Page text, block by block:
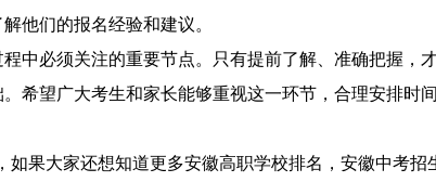
他们的报名经验和建议。
必须关注的重要节点。只有提前了解、准确把握，
希望广大考生和家长能够重视这一环节，合理安排时
如果大家还想知道更多安徽高职学校排名，安徽中考招